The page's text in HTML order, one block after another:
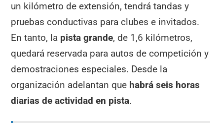
un kilómetro de extensión, tendrá tandas y
pruebas conductivas para clubes e invitados.
En tanto, la pista grande, de 1,6 kilómetros,
quedará reservada para autos de competición y
demostraciones especiales. Desde la
organización adelantan que habrá seis horas
diarias de actividad en pista.